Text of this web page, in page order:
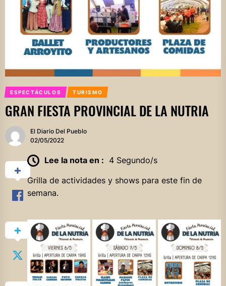
ESPECTÁCULOS TURISMO
GRAN FIESTA PROVINCIAL DE LA NUTRIA
El Diario Del Pueblo
02/05/2022
Lee la nota en : 4 Segundo/s
Grilla de actividades y shows para este fin de
semana.